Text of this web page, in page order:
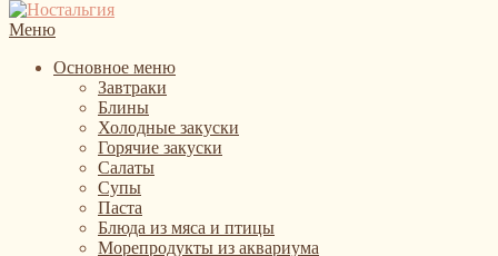
Меню
Основное меню
Завтраки
Блины
Холодные закуски
Горячие закуски
Салаты
Супы
Паста
Блюда из мяса и птицы
Морепродукты из аквариума